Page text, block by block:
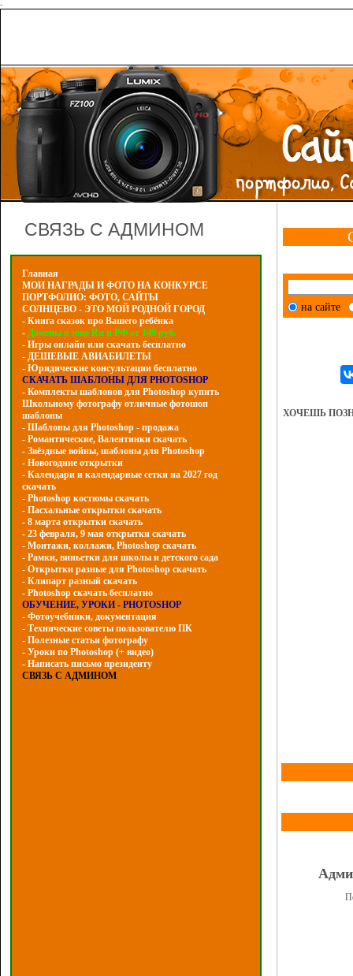
-
СВЯЗЬ С АДМИНОМ
Главная
МОИ НАГРАДЫ И ФОТО НА КОНКУРСЕ
ПОРТФОЛИО: ФОТО, САЙТЫ
СОЛНЦЕВО - ЭТО МОЙ РОДНОЙ ГОРОД
- Книга сказок про Вашего ребёнка
- Домены в зоне Ru и РФ от 149 руб.
- Игры онлайн или скачать бесплатно
- ДЕШЕВЫЕ АВИАБИЛЕТЫ
- Юридические консультации бесплатно
СКАЧАТЬ ШАБЛОНЫ ДЛЯ PHOTOSHOP
- Комплекты шаблонов для Photoshop купить
Школьному фотографу отличные фотошоп
шаблоны
- Шаблоны для Photoshop - продажа
- Романтические, Валентинки скачать
- Звёздные войны, шаблоны для Photoshop
- Hовогодние открытки
- Календари и календарные сетки на 2027 год
скачать
- Photoshop костюмы скачать
- Пасхальные открытки скачать
- 8 марта открытки скачать
- 23 февраля, 9 мая открытки скачать
- Монтажи, коллажи, Photoshop скачать
- Рамки, виньетки для школы и детского сада
- Открытки разные для Photoshop скачать
- Клипарт разный скачать
- Photoshop скачать бесплатно
ОБУЧЕНИЕ, УРОКИ - PHOTOSHOP
- Фотоучебники, документация
- Технические советы пользователю ПК
- Полезные статьи фотографу
- Уроки по Photoshop (+ видео)
- Написать письмо президенту
СВЯЗЬ С АДМИНОМ
на сайте
ХОЧЕШЬ